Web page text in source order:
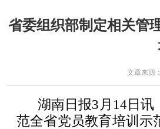
省委组织部制定相关管
文章来源
湖南日报3月14日
范全省党员教育培训示